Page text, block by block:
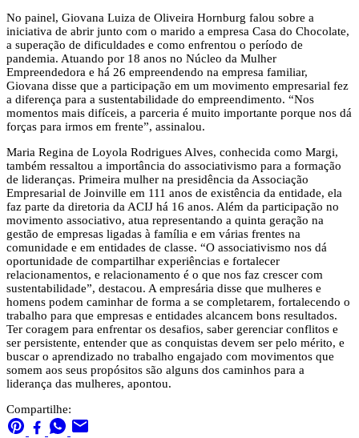
No painel, Giovana Luiza de Oliveira Hornburg falou sobre a
iniciativa de abrir junto com o marido a empresa Casa do Chocolate,
a superação de dificuldades e como enfrentou o período de
pandemia. Atuando por 18 anos no Núcleo da Mulher
Empreendedora e há 26 empreendendo na empresa familiar,
Giovana disse que a participação em um movimento empresarial fez
a diferença para a sustentabilidade do empreendimento. “Nos
momentos mais difíceis, a parceria é muito importante porque nos dá
forças para irmos em frente”, assinalou.
Maria Regina de Loyola Rodrigues Alves, conhecida como Margi,
também ressaltou a importância do associativismo para a formação
de lideranças. Primeira mulher na presidência da Associação
Empresarial de Joinville em 111 anos de existência da entidade, ela
faz parte da diretoria da ACIJ há 16 anos. Além da participação no
movimento associativo, atua representando a quinta geração na
gestão de empresas ligadas à família e em várias frentes na
comunidade e em entidades de classe. “O associativismo nos dá
oportunidade de compartilhar experiências e fortalecer
relacionamentos, e relacionamento é o que nos faz crescer com
sustentabilidade”, destacou. A empresária disse que mulheres e
homens podem caminhar de forma a se completarem, fortalecendo o
trabalho para que empresas e entidades alcancem bons resultados.
Ter coragem para enfrentar os desafios, saber gerenciar conflitos e
ser persistente, entender que as conquistas devem ser pelo mérito, e
buscar o aprendizado no trabalho engajado com movimentos que
somem aos seus propósitos são alguns dos caminhos para a
liderança das mulheres, apontou.
Compartilhe: